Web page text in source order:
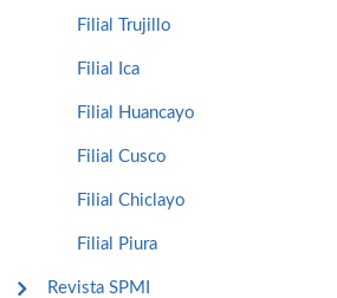
Filial Trujillo
Filial Ica
Filial Huancayo
Filial Cusco
Filial Chiclayo
Filial Piura
Revista SPMI